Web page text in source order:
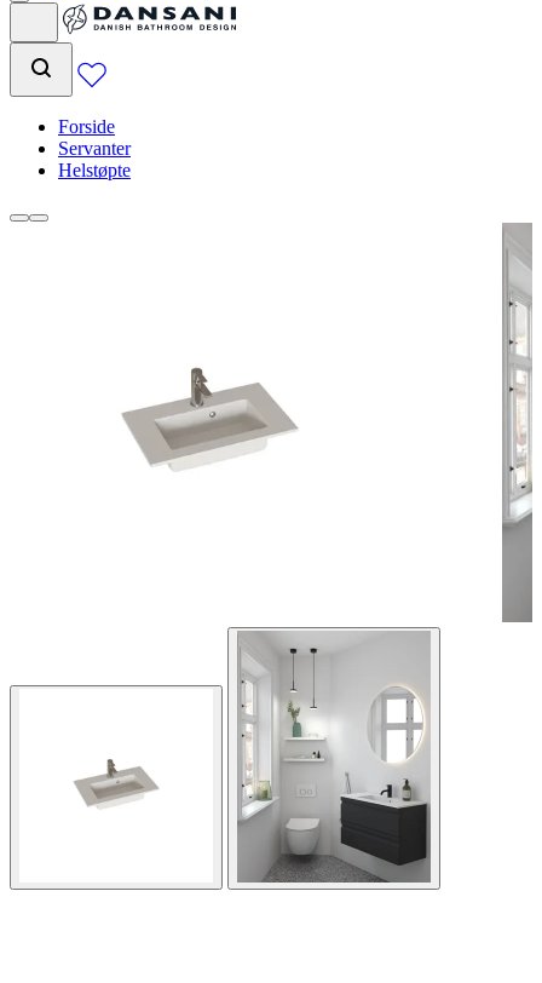
Forside
Servanter
Helstøpte